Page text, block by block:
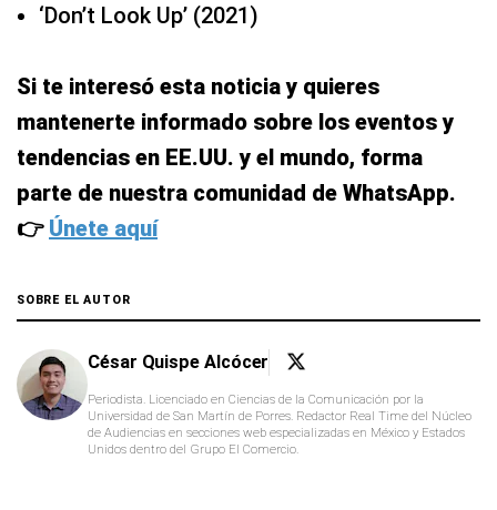
‘Don’t Look Up’ (2021)
Si te interesó esta noticia y quieres
mantenerte informado sobre los eventos y
tendencias en EE.UU. y el mundo, forma
parte de nuestra comunidad de WhatsApp.
👉 Únete aquí
SOBRE EL AUTOR
César Quispe Alcócer
Periodista. Licenciado en Ciencias de la Comunicación por la
Universidad de San Martín de Porres. Redactor Real Time del Núcleo
de Audiencias en secciones web especializadas en México y Estados
Unidos dentro del Grupo El Comercio.